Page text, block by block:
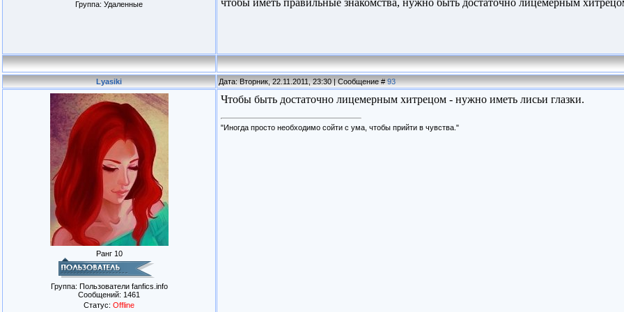
Группа: Удаленные чтобы иметь правильные знакомства, нужно быть достаточно лицемерным
Lyasiki Дата: Вторник, 22.11.2011, 23:30 | Сообщение #93
Ранг 10
Группа: Пользователи fanfics.info
Сообщений: 1461
Статус: Offline
Чтобы быть достаточно лицемерным хитрецом - нужно иметь лисьи глазки.
"Иногда просто необходимо сойти с ума, чтобы прийти в чувства."